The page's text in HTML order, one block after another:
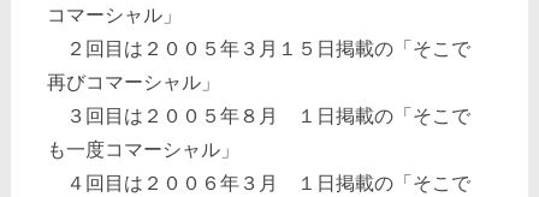
コマーシャル」
２回目は２００５年３月１５日掲載の「そこで
再びコマーシャル」
３回目は２００５年８月 １日掲載の「そこで
も一度コマーシャル」
４回目は２００６年３月 １日掲載の「そこで